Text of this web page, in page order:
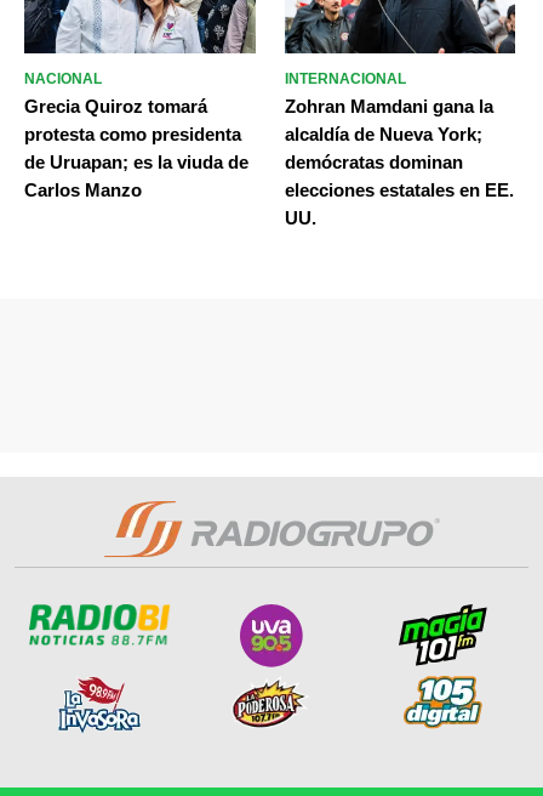
NACIONAL
Grecia Quiroz tomará
protesta como presidenta
de Uruapan; es la viuda de
Carlos Manzo
INTERNACIONAL
Zohran Mamdani gana la
alcaldía de Nueva York;
demócratas dominan
elecciones estatales en EE.
UU.